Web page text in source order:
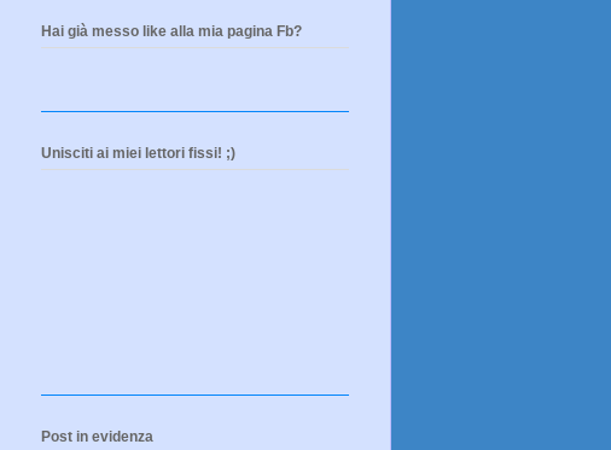
Hai già messo like alla mia pagina Fb?
Unisciti ai miei lettori fissi! ;)
Post in evidenza